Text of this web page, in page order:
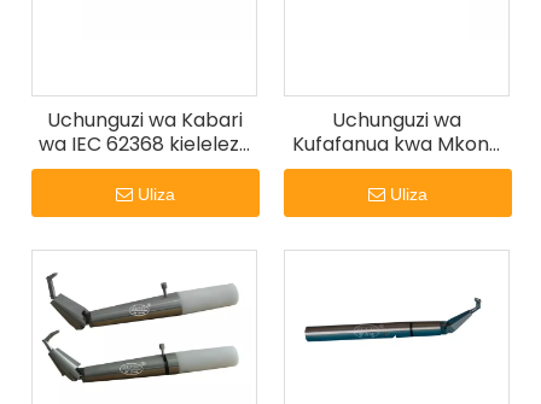
Uchunguzi wa Kabari
wa IEC 62368 kielelezo
cha V.4 Wedge Test
Probe
Uliza
Uchunguzi wa
Kufafanua kwa Mkono
wenye Umbo la Gorofa
na Koni Miaka 10.5-11.5
Uliza